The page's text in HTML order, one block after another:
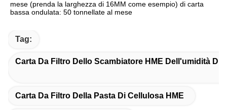
mese (prenda la larghezza di 16MM come esempio) di carta
bassa ondulata: 50 tonnellate al mese
Tag:
Carta Da Filtro Dello Scambiatore HME Dell'umidità Di
Carta Da Filtro Della Pasta Di Cellulosa HME